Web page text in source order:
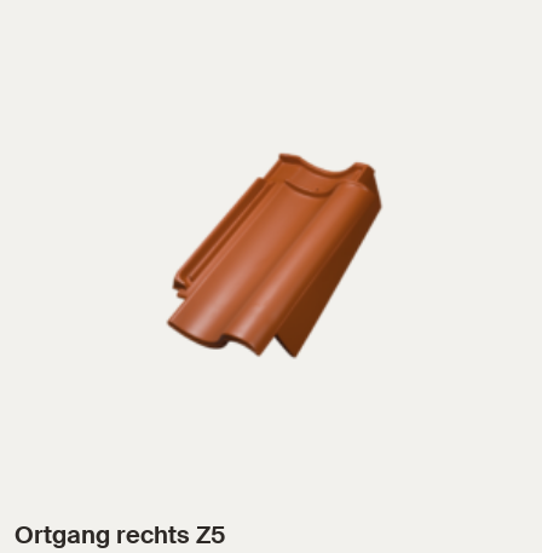
Ortgang rechts Z5